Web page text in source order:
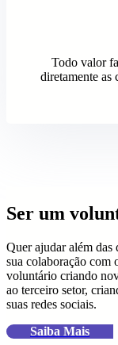
Todo valor
diretamente as
Ser um
Quer ajudar além das
sua colaboração com
voluntário criando
ao terceiro setor,
suas redes sociais.
Saiba Mais